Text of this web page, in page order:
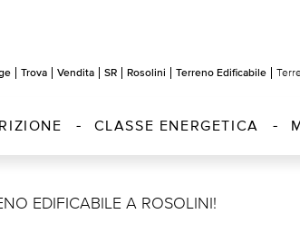
Trova Vendita SR Rosolini Terreno Edificabile
CLASSE ENERGETICA
EDIFICABILE A ROSOLINI!